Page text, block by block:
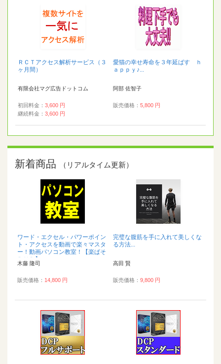
ＲＣＴアクセス解析サービス（３
ヶ月間）
有限会社マグ広告ドットコム
初回料金： 3,600 円
継続料金： 3,600 円
愛猫の幸せ寿命を３年延ばす ｈ
ａｐｐｙ♪...
阿部 佐智子
販売価格： 5,800 円
新着商品 （リアルタイム更新）
ワード・エクセル・パワーポイン
ト・アクセスを動画で楽々マスタ
ー！動画パソコン教室！【楽ぱそ
ＤＶＤ】...
木藤 隆司
販売価格： 14,800 円
完璧な腹筋を手に入れて美しくな
る方法...
高田 賢
販売価格： 9,800 円